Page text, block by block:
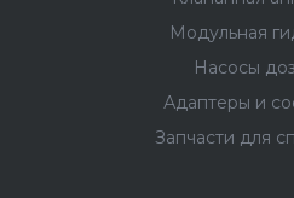
Модульная
Насосы
Адаптеры и
Запчасти для